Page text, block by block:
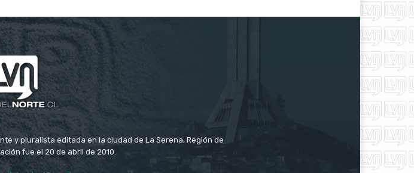
y pluralista editada en la ciudad de La Serena, Región de
fue el 20 de abril de 2010.